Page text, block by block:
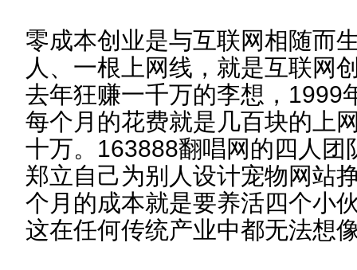
零成本创业是与互联网相随而
人、一根上网线，就是互联网
去年狂赚一千万的李想，1999
每个月的花费就是几百块的上
十万。163888翻唱网的四人团
郑立自己为别人设计宠物网站
个月的成本就是要养活四个小
这在任何传统产业中都无法想